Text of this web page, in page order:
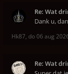
Re: Wat
Dank u,
Hk87, do 06 aug
Re: Wat